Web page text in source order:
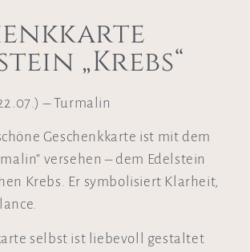
„Krebs“
– Turmalin
Geschenkkarte ist mit dem
versehen – dem Edelstein
Krebs. Er symbolisiert Klarheit,
selbst ist liebevoll gestaltet